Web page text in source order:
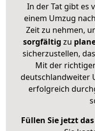
In der Tat gibt es
einem Umzug
Zeit zu nehmen,
sorgfältig zu
sicherzustellen,
Mit der
deutschlandweiter
erfolgreich
Füllen Sie jetzt